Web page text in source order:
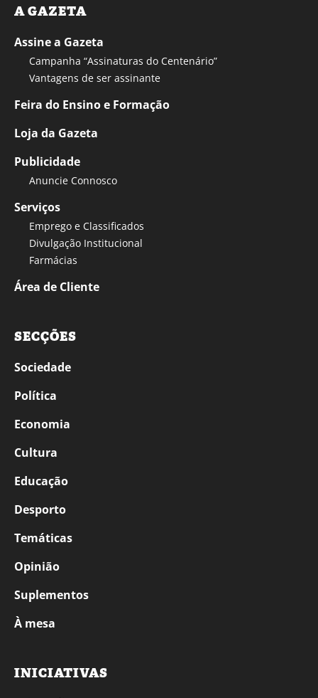
A GAZETA
Assine a Gazeta
Campanha “Assinaturas do Centenário”
Vantagens de ser assinante
Feira do Ensino e Formação
Loja da Gazeta
Publicidade
Anuncie Connosco
Serviços
Emprego e Classificados
Divulgação Institucional
Farmácias
Área de Cliente
SECÇÕES
Sociedade
Política
Economia
Cultura
Educação
Desporto
Temáticas
Opinião
Suplementos
À mesa
INICIATIVAS